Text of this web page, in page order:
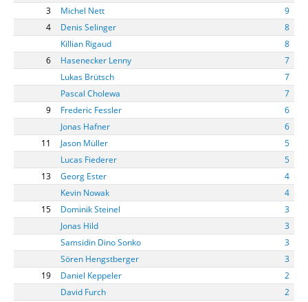
3
Michel Nett
9
4
Denis Selinger
8
Killian Rigaud
8
6
Hasenecker Lenny
7
Lukas Brütsch
7
Pascal Cholewa
7
9
Frederic Fessler
6
Jonas Hafner
6
11
Jason Müller
5
Lucas Fiederer
5
13
Georg Ester
4
Kevin Nowak
4
15
Dominik Steinel
3
Jonas Hild
3
Samsidin Dino Sonko
3
Sören Hengstberger
3
19
Daniel Keppeler
2
David Furch
2